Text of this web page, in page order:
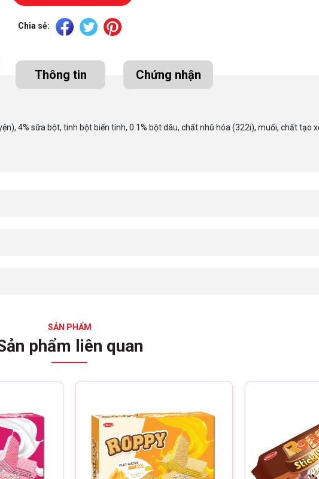
Chia sẻ:
Thông tin Chứng nhận
4% sữa bột, tinh bột biến tính, 0.1% bột dâu, chất nhũ hóa (322i), muối, chất tạo
SẢN PHẨM
phẩm liên quan